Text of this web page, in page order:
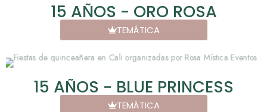
15 AÑOS - ORO ROSA
TEMÁTICA
15 AÑOS - BLUE PRINCESS
TEMÁTICA